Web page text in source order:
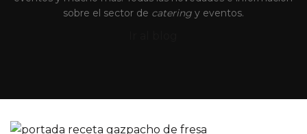
sobre el sector de cateringy eventos.